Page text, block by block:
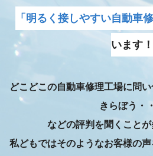
「明るく接しやすい自動車
います！
どこどこの自動車修理工場に問
きらぼう・
などの評判を聞くことが
私どもではそのようなお客様の